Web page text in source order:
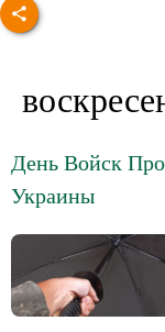
День Войск
Украины